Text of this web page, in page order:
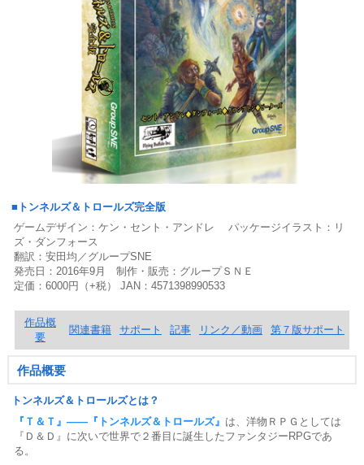
■トンネルズ＆トロールズ完全版
ゲームデザイン：ケン・セント・アンドレ パッケージイラスト：リ
ズ・ダンフォース
翻訳：安田均／グループSNE
発売日：2016年9月 制作・販売：グループＳＮＥ
定価：6000円（+税） JAN：4571398990533
作品概
要
関連書籍 サポート 記事 リンク／動画 第７版サポート
作品概要
トンネルズ＆トロールズとは？
『Ｔ＆Ｔ』――『トンネルズ＆トロールズ』 は、洋物ＲＰＧとしては
『Ｄ＆Ｄ』に次いで世界で２番目に誕生したファンタジーRPGであ
る。